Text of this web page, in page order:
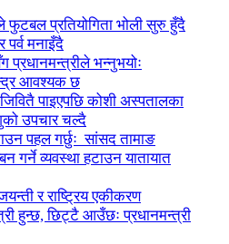
फुटबल प्रतियोगिता भोली सुरु हुँदै
मनाइँदै
भन्नुभयोः
आवश्यक छ
पाइएपछि कोशी अस्पतालका
उपचार चल्दै
पहल गर्छुः सांसद तामाङ
गर्ने व्यवस्था हटाउन यातायात
र राष्ट्रिय एकीकरण
हुन्छ, छिट्टै आउँछः प्रधानमन्त्री